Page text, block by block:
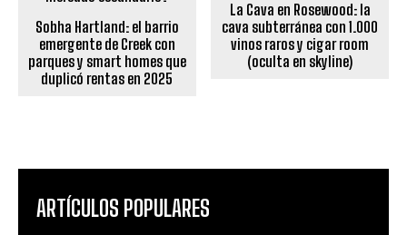
Sobha Hartland: el barrio
emergente de Creek con
parques y smart homes que
duplicó rentas en 2025
La Cava en Rosewood: la
cava subterránea con 1.000
vinos raros y cigar room
(oculta en skyline)
ARTÍCULOS POPULARES